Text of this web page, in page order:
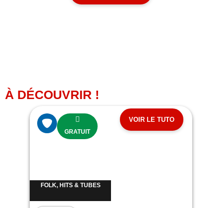
À DÉCOUVRIR !
GRATUIT
FOLK, HITS & TUBES
VOIR LE TUTO